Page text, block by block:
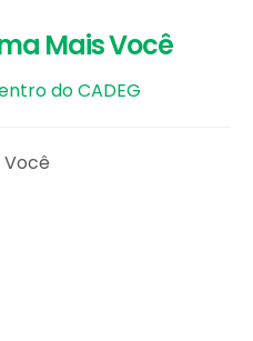
Mais Você
do CADEG